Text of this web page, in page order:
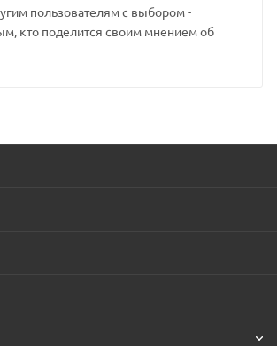
пользователям с выбором -
кто поделится своим мнением об